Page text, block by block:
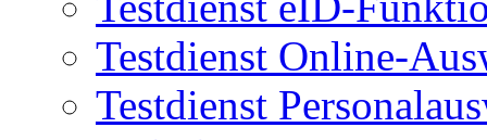
Testdienst Online-
Testdienst